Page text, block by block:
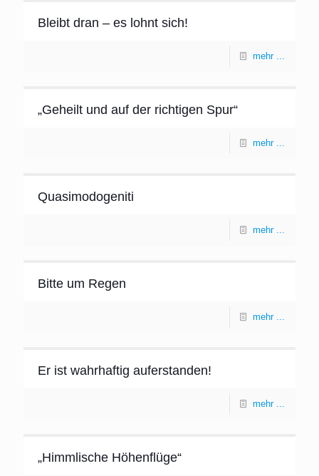
Bleibt dran – es lohnt sich!
mehr ...
„Geheilt und auf der richtigen Spur“
mehr ...
Quasimodogeniti
mehr ...
Bitte um Regen
mehr ...
Er ist wahrhaftig auferstanden!
mehr ...
„Himmlische Höhenflüge“